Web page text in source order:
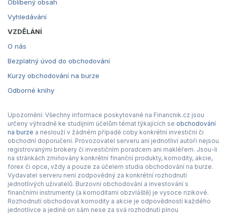
Oblíbený obsah
Vyhledávání
VZDĚLÁNÍ
O nás
Bezplatný úvod do obchodování
Kurzy obchodování na burze
Odborné knihy
Upozornění: Všechny informace poskytované na Financnik.cz jsou
určeny výhradně ke studijním účelům témat týkajících se obchodování
na burze a neslouží v žádném případě coby konkrétní investiční či
obchodní doporučení. Provozovatel serveru ani jednotliví autoři nejsou
registrovanými brokery či investičním poradcem ani makléřem. Jsou-li
na stránkách zmiňovány konkrétní finanční produkty, komodity, akcie,
forex či opce, vždy a pouze za účelem studia obchodování na burze.
Vydavatel serveru není zodpovědný za konkrétní rozhodnutí
jednotlivých uživatelů. Burzovní obchodování a investování s
finančními instrumenty (a komoditami obzvláště) je vysoce rizikové.
Rozhodnutí obchodovat komodity a akcie je odpovědností každého
jednotlivce a jedině on sám nese za svá rozhodnutí plnou